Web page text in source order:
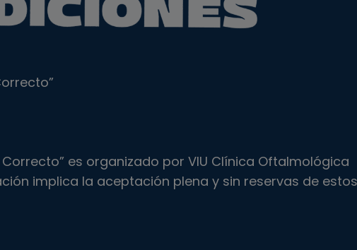
es organizado por VIU Clínica Oftalmológica
implica la aceptación plena y sin reservas de estos